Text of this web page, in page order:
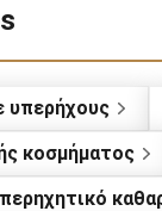
υπερήχους
κοσμήματος